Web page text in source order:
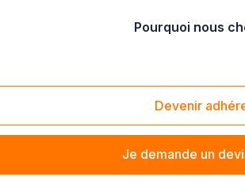
Pourquoi nous
Devenir
Je demande un